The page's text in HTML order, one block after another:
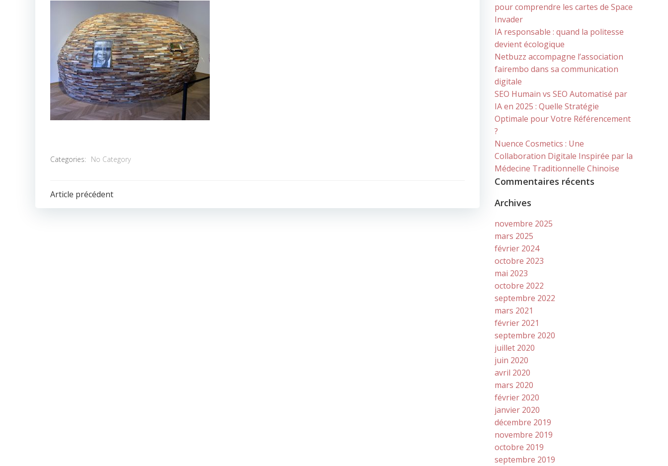
Categories: No Category
POST
NAVIGATION
Article précédent
pour comprendre les cartes de Space
Invader
IA responsable : quand la politesse
devient écologique
Netbuzz accompagne l’association
fairembo dans sa communication
digitale
SEO Humain vs SEO Automatisé par
IA en 2025 : Quelle Stratégie
Optimale pour Votre Référencement
?
Nuence Cosmetics : Une
Collaboration Digitale Inspirée par la
Médecine Traditionnelle Chinoise
Commentaires récents
Archives
novembre 2025
mars 2025
février 2024
octobre 2023
mai 2023
octobre 2022
septembre 2022
mars 2021
février 2021
septembre 2020
juillet 2020
juin 2020
avril 2020
mars 2020
février 2020
janvier 2020
décembre 2019
novembre 2019
octobre 2019
septembre 2019